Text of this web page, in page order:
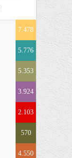
7.478
5.776
5.353
3.924
2.103
570
4.550